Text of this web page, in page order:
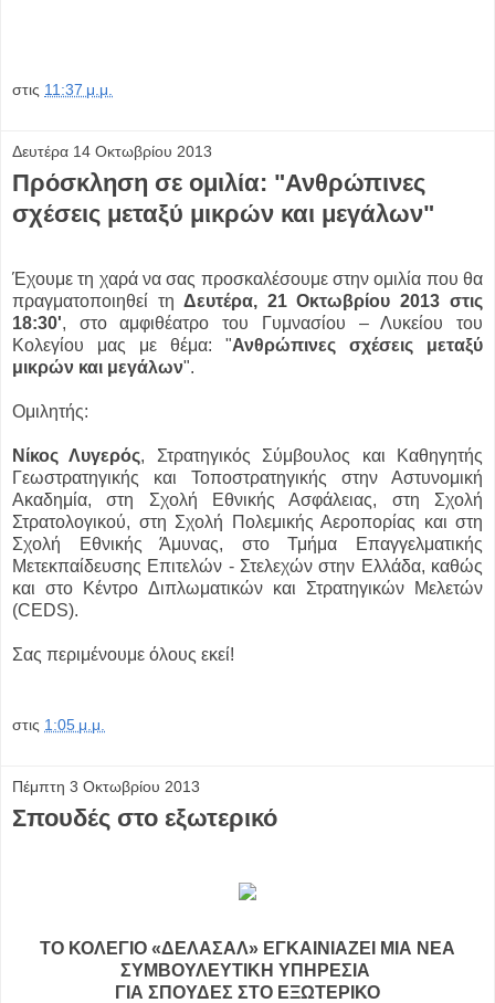
στις 11:37 μ.μ.
Δευτέρα 14 Οκτωβρίου 2013
Πρόσκληση σε ομιλία: "Ανθρώπινες
σχέσεις μεταξύ μικρών και μεγάλων"
Έχουμε τη χαρά να σας προσκαλέσουμε στην ομιλία που θα
πραγματοποιηθεί τη Δευτέρα, 21 Οκτωβρίου 2013 στις
18:30', στο αμφιθέατρο του Γυμνασίου – Λυκείου του
Κολεγίου μας με θέμα: "Ανθρώπινες σχέσεις μεταξύ
μικρών και μεγάλων".
Ομιλητής:
Νίκος Λυγερός, Στρατηγικός Σύμβουλος και Καθηγητής
Γεωστρατηγικής και Τοποστρατηγικής στην Αστυνομική
Ακαδημία, στη Σχολή Εθνικής Ασφάλειας, στη Σχολή
Στρατολογικού, στη Σχολή Πολεμικής Αεροπορίας και στη
Σχολή Εθνικής Άμυνας, στο Τμήμα Επαγγελματικής
Μετεκπαίδευσης Επιτελών - Στελεχών στην Ελλάδα, καθώς
και στο Κέντρο Διπλωματικών και Στρατηγικών Μελετών
(CEDS).
Σας περιμένουμε όλους εκεί!
στις 1:05 μ.μ.
Πέμπτη 3 Οκτωβρίου 2013
Σπουδές στο εξωτερικό
ΤΟ ΚΟΛΕΓΙΟ «ΔΕΛΑΣΑΛ» ΕΓΚΑΙΝΙΑΖΕΙ ΜΙΑ ΝΕΑ
ΣΥΜΒΟΥΛΕΥΤΙΚΗ ΥΠΗΡΕΣΙΑ
ΓΙΑ ΣΠΟΥΔΕΣ ΣΤΟ ΕΞΩΤΕΡΙΚΟ